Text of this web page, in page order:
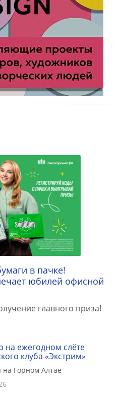
в пачке!
юбилей офисной
главного приза!
на ежегодном слёте
клуба «Экстрим»
Горном Алтае